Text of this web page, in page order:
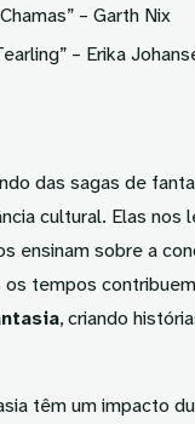
– Garth Nix
– Erika
das sagas de
cultural. Elas nos
ensinam sobre a
tempos
, criando
têm um impacto